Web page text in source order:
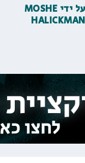
על ידי MOSHE
HALICKMAN